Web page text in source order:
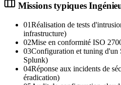
Missions typiques
01Réalisation de tests
infrastructure)
02Mise en conformité ISO
03Configuration et tuning
Splunk)
04Réponse aux incidents de
éradication)